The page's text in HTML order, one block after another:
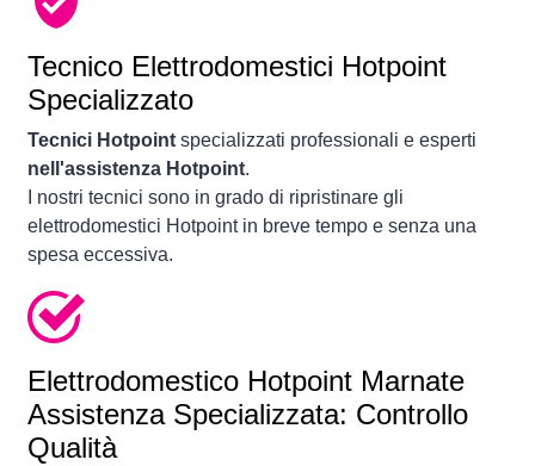
Tecnico Elettrodomestici Hotpoint
Specializzato
Tecnici Hotpoint specializzati professionali e esperti
nell'assistenza Hotpoint.
I nostri tecnici sono in grado di ripristinare gli
elettrodomestici Hotpoint in breve tempo e senza una
spesa eccessiva.
Elettrodomestico Hotpoint Marnate
Assistenza Specializzata: Controllo
Qualità